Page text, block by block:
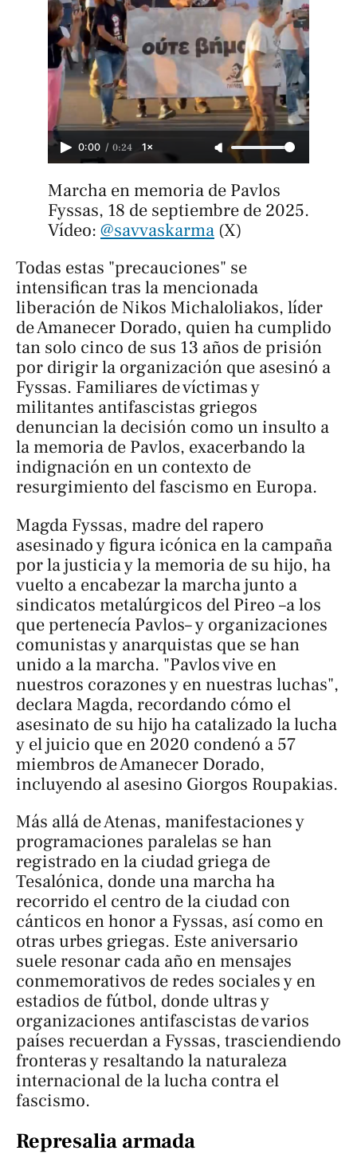
0:00 / 0:24 1×
Marcha en memoria de Pavlos
Fyssas, 18 de septiembre de 2025.
Vídeo: @savvaskarma (X)
Todas estas "precauciones" se
intensifican tras la mencionada
liberación de Nikos Michaloliakos, líder
de Amanecer Dorado, quien ha cumplido
tan solo cinco de sus 13 años de prisión
por dirigir la organización que asesinó a
Fyssas. Familiares de víctimas y
militantes antifascistas griegos
denuncian la decisión como un insulto a
la memoria de Pavlos, exacerbando la
indignación en un contexto de
resurgimiento del fascismo en Europa.
Magda Fyssas, madre del rapero
asesinado y figura icónica en la campaña
por la justicia y la memoria de su hijo, ha
vuelto a encabezar la marcha junto a
sindicatos metalúrgicos del Pireo –a los
que pertenecía Pavlos– y organizaciones
comunistas y anarquistas que se han
unido a la marcha. "Pavlos vive en
nuestros corazones y en nuestras luchas",
declara Magda, recordando cómo el
asesinato de su hijo ha catalizado la lucha
y el juicio que en 2020 condenó a 57
miembros de Amanecer Dorado,
incluyendo al asesino Giorgos Roupakias.
Más allá de Atenas, manifestaciones y
programaciones paralelas se han
registrado en la ciudad griega de
Tesalónica, donde una marcha ha
recorrido el centro de la ciudad con
cánticos en honor a Fyssas, así como en
otras urbes griegas. Este aniversario
suele resonar cada año en mensajes
conmemorativos de redes sociales y en
estadios de fútbol, donde ultras y
organizaciones antifascistas de varios
países recuerdan a Fyssas, trasciendiendo
fronteras y resaltando la naturaleza
internacional de la lucha contra el
fascismo.
Represalia armada